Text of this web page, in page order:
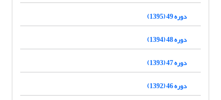
دوره 49 (1395)
دوره 48 (1394)
دوره 47 (1393)
دوره 46 (1392)